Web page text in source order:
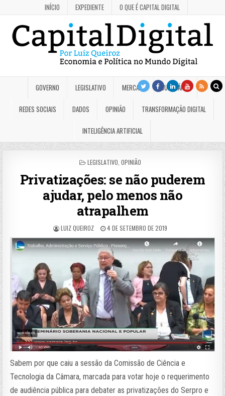
INÍCIO EXPEDIENTE O QUE É CAPITAL DIGITAL
GOVERNO LEGISLATIVO MERCADO JUDICIÁRIO
REDES SOCIAIS DADOS OPINIÃO TRANSFORMAÇÃO DIGITAL
INTELIGÊNCIA ARTIFICIAL
POSTED
LEGISLATIVO OPINIÃO
Privatizações: se não puderem
ajudar, pelo menos não
atrapalhem
LUIZ QUEIROZ 4 DE SETEMBRO DE 2019
Sabem por que caiu a sessão da Comissão de Ciência e
Tecnologia da Câmara, marcada para votar hoje o requerimento
de audiência pública para debater as privatizações do Serpro e